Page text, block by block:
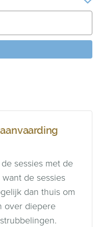
sessies met de
de sessies
dan thuis om
over diepere